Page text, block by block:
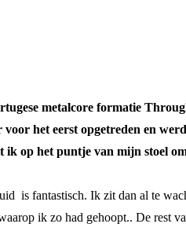
metalcore formatie
het eerst opgetreden en
op het puntje van mijn stoel
is fantastisch. Ik zit dan al te
ik zo had gehoopt.. De rest